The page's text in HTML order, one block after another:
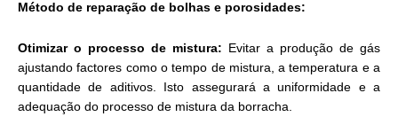
Método de reparação de bolhas e porosidades:
Otimizar o processo de mistura: Evitar a produção de gás
ajustando factores como o tempo de mistura, a temperatura e a
quantidade de aditivos. Isto assegurará a uniformidade e a
adequação do processo de mistura da borracha.